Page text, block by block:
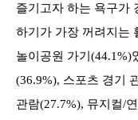
즐기고자 하는 욕구가
하기가 가장 꺼려지는
놀이공원 가기(44.1%)
(36.9%), 스포츠 경기
관람(27.7%), 뮤지컬/